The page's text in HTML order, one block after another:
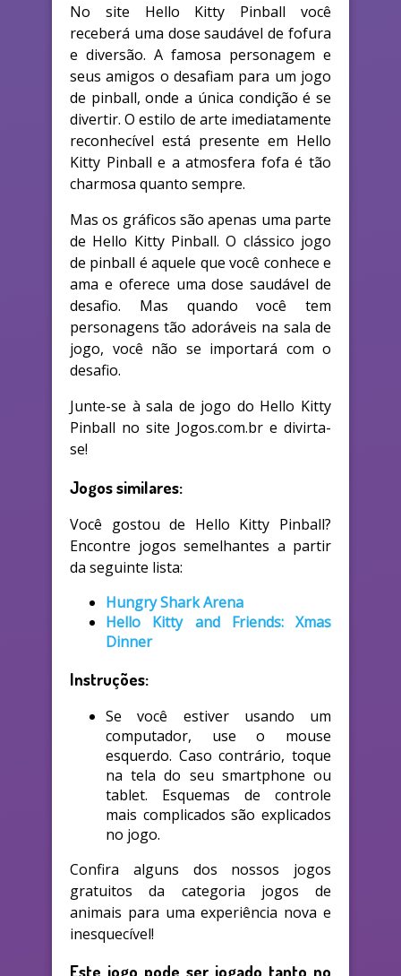
No site Hello Kitty Pinball você
receberá uma dose saudável de fofura
e diversão. A famosa personagem e
seus amigos o desafiam para um jogo
de pinball, onde a única condição é se
divertir. O estilo de arte imediatamente
reconhecível está presente em Hello
Kitty Pinball e a atmosfera fofa é tão
charmosa quanto sempre.
Mas os gráficos são apenas uma parte
de Hello Kitty Pinball. O clássico jogo
de pinball é aquele que você conhece e
ama e oferece uma dose saudável de
desafio. Mas quando você tem
personagens tão adoráveis na sala de
jogo, você não se importará com o
desafio.
Junte-se à sala de jogo do Hello Kitty
Pinball no site Jogos.com.br e divirta-
se!
Jogos similares:
Você gostou de Hello Kitty Pinball?
Encontre jogos semelhantes a partir
da seguinte lista:
Hungry Shark Arena
Hello Kitty and Friends: Xmas
Dinner
Instruções:
Se você estiver usando um
computador, use o mouse
esquerdo. Caso contrário, toque
na tela do seu smartphone ou
tablet. Esquemas de controle
mais complicados são explicados
no jogo.
Confira alguns dos nossos jogos
gratuitos da categoria jogos de
animais para uma experiência nova e
inesquecível!
Este jogo pode ser jogado tanto no